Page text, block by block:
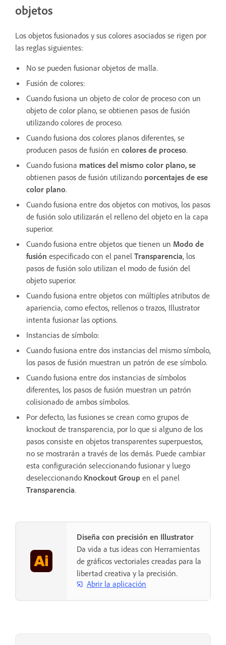
objetos
Los objetos fusionados y sus colores asociados se rigen por
las reglas siguientes:
No se pueden fusionar objetos de malla.
Fusión de colores:
Cuando fusiona un objeto de color de proceso con un
objeto de color plano, se obtienen pasos de fusión
utilizando colores de proceso.
Cuando fusiona dos colores planos diferentes, se
producen pasos de fusión en colores de proceso.
Cuando fusiona matices del mismo color plano, se
obtienen pasos de fusión utilizando porcentajes de ese
color plano.
Cuando fusiona entre dos objetos con motivos, los pasos
de fusión solo utilizarán el relleno del objeto en la capa
superior.
Cuando fusiona entre objetos que tienen un Modo de
fusión especificado con el panel Transparencia, los
pasos de fusión solo utilizan el modo de fusión del
objeto superior.
Cuando fusiona entre objetos con múltiples atributos de
apariencia, como efectos, rellenos o trazos, Illustrator
intenta fusionar las options.
Instancias de símbolo:
Cuando fusiona entre dos instancias del mismo símbolo,
los pasos de fusión muestran un patrón de ese símbolo.
Cuando fusiona entre dos instancias de símbolos
diferentes, los pasos de fusión muestran un patrón
colisionado de ambos símbolos.
Por defecto, las fusiones se crean como grupos de
knockout de transparencia, por lo que si alguno de los
pasos consiste en objetos transparentes superpuestos,
no se mostrarán a través de los demás. Puede cambiar
esta configuración seleccionando fusionar y luego
deseleccionando Knockout Group en el panel
Transparencia.
Diseña con precisión en Illustrator
Da vida a tus ideas con Herramientas
de gráficos vectoriales creadas para la
libertad creativa y la precisión.
Abrir la aplicación